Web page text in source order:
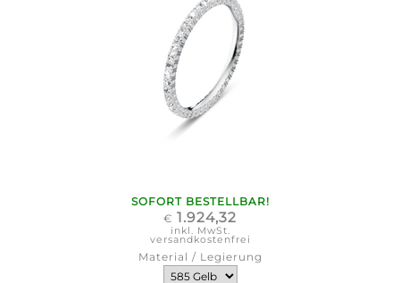
SOFORT BESTELLBAR!
€ 1.924,32
inkl. MwSt.
versandkostenfrei
Material / Legierung